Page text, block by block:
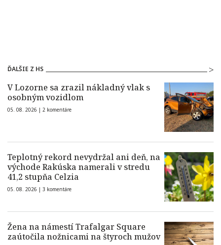
ĎALŠIE Z HS
V Lozorne sa zrazil nákladný vlak s
osobným vozidlom
05. 08. 2026 | 2 komentáre
Teplotný rekord nevydržal ani deň, na
východe Rakúska namerali v stredu
41,2 stupňa Celzia
05. 08. 2026 | 3 komentáre
Žena na námestí Trafalgar Square
zaútočila nožnicami na štyroch mužov